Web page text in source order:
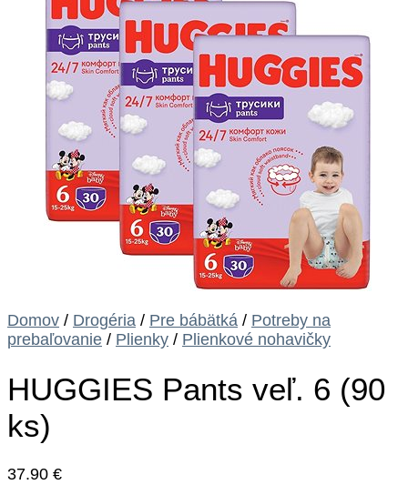
Domov / Drogéria / Pre bábätká / Potreby na
prebaľovanie / Plienky / Plienkové nohavičky
HUGGIES Pants veľ. 6 (90
ks)
37.90 €